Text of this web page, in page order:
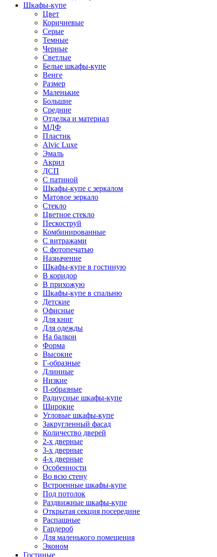
Шкафы-купе
Цвет
Коричневые
Серые
Темные
Черные
Светлые
Белые шкафы-купе
Венге
Размер
Маленькие
Большие
Средние
Отделка и материал
МДФ
Пластик
Alvic Luxe
Эмаль
Акрил
ДСП
С патиной
Шкафы-купе с зеркалом
Матовое зеркало
Стекло
Цветное стекло
Пескоструй
Комбинированные
С витражами
С фотопечатью
Назначение
Шкафы-купе в гостиную
В коридор
В прихожую
Шкафы-купе в спальню
Детские
Офисные
Для книг
Для одежды
На балкон
Форма
Высокие
Г-образные
Длинные
Низкие
П-образные
Радиусные шкафы-купе
Широкие
Угловые шкафы-купе
Закругленный фасад
Количество дверей
2-х дверные
3-х дверные
4-х дверные
Особенности
Во всю стену
Встроенные шкафы-купе
Под потолок
Раздвижные шкафы-купе
Открытая секция посередине
Распашные
Гардероб
Для маленького помещения
Эконом
Гостиные